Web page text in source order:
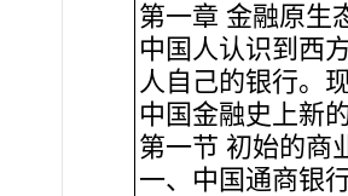
第一章 金融原生
中国人认识到西
人自己的银行。
中国金融史上新
第一节 初始的商
一、中国通商银